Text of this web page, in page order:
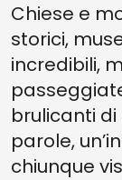
Chiese e
storici,
incredibili,
brulicanti
parole,
chiunque